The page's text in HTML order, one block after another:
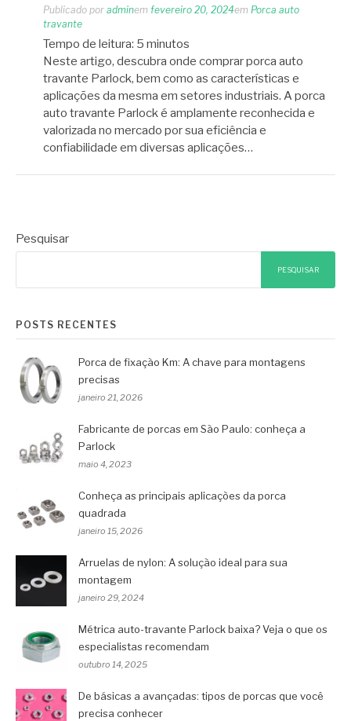
Publicado por adminem fevereiro 20, 2024em Porca auto
travante
Tempo de leitura: 5 minutos
Neste artigo, descubra onde comprar porca auto
travante Parlock, bem como as características e
aplicações da mesma em setores industriais. A porca
auto travante Parlock é amplamente reconhecida e
valorizada no mercado por sua eficiência e
confiabilidade em diversas aplicações…
Pesquisar
PESQUISAR
POSTS RECENTES
Porca de fixação Km: A chave para montagens
precisas
janeiro 21, 2026
Fabricante de porcas em São Paulo: conheça a
Parlock
maio 4, 2023
Conheça as principais aplicações da porca
quadrada
janeiro 15, 2026
Arruelas de nylon: A solução ideal para sua
montagem
janeiro 29, 2024
Métrica auto-travante Parlock baixa? Veja o que os
especialistas recomendam
outubro 14, 2025
De básicas a avançadas: tipos de porcas que você
precisa conhecer